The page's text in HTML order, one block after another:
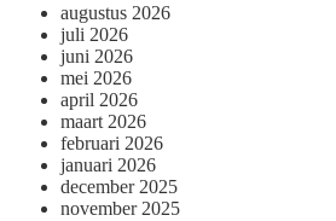
augustus 2026
juli 2026
juni 2026
mei 2026
april 2026
maart 2026
februari 2026
januari 2026
december 2025
november 2025